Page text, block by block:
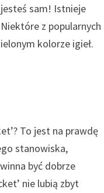
sam! Istnieje
z popularnych
kolorze igieł.
To jest na prawdę
stanowiska,
być dobrze
nie lubią zbyt